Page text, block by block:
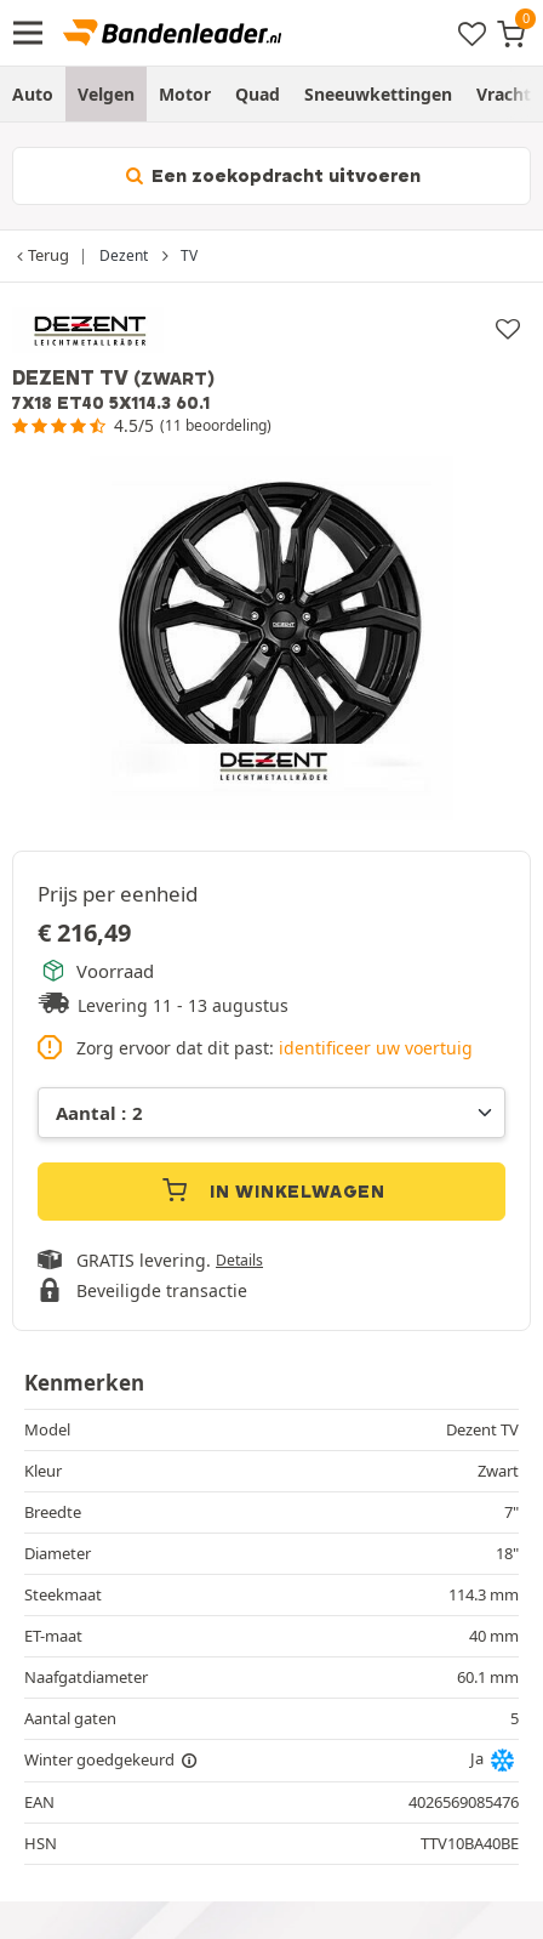
Auto Velgen Motor Quad Sneeuwkettingen
Een zoekopdracht uitvoeren
Terug Dezent TV
DEZENT TV (ZWART)
7X18 ET40 5X114.3 60.1
4.5/5 (11 beoordeling)
Prijs per eenheid
€216,49
Voorraad
Levering 11 - 13 augustus
Zorg ervoor dat dit past: identificeer uw voertuig
IN WINKELWAGEN
GRATIS levering. Details
Beveiligde transactie
Kenmerken
Model
Dezent TV
Kleur
Zwart
Breedte
7"
Diameter
18"
Steekmaat
114.3 mm
ET-maat
40 mm
Naafgatdiameter
60.1 mm
Aantal gaten
5
Winter goedgekeurd
Ja
EAN
4026569085476
HSN
TTV10BA40BE